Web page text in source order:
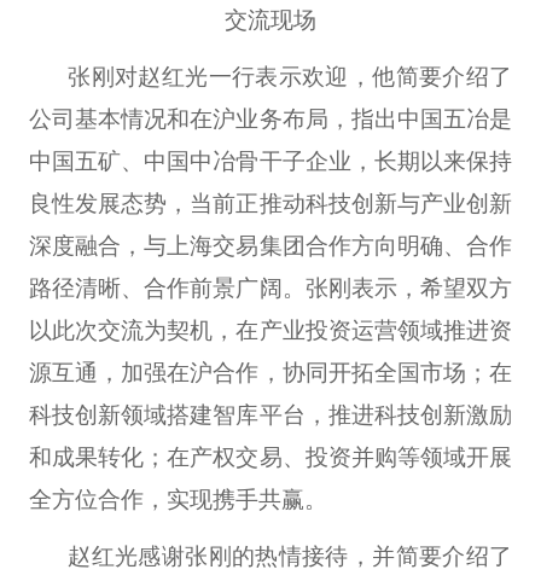
交流现场
张刚对赵红光一行表示欢迎，他简要介绍了
公司基本情况和在沪业务布局，指出中国五冶是
中国五矿、中国中冶骨干子企业，长期以来保持
良性发展态势，当前正推动科技创新与产业创新
深度融合，与上海交易集团合作方向明确、合作
路径清晰、合作前景广阔。张刚表示，希望双方
以此次交流为契机，在产业投资运营领域推进资
源互通，加强在沪合作，协同开拓全国市场；在
科技创新领域搭建智库平台，推进科技创新激励
和成果转化；在产权交易、投资并购等领域开展
全方位合作，实现携手共赢。
赵红光感谢张刚的热情接待，并简要介绍了